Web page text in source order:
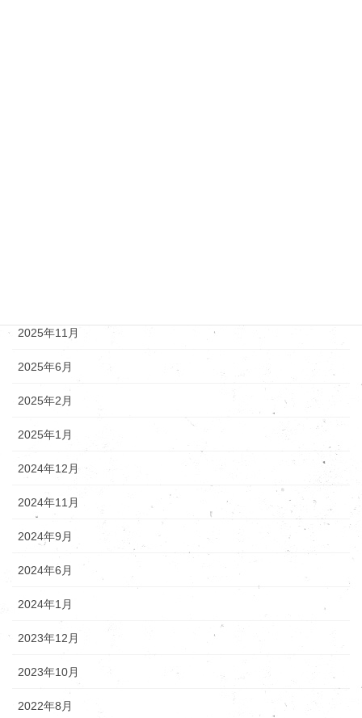
2025年11月
2025年6月
2025年2月
2025年1月
2024年12月
2024年11月
2024年9月
2024年6月
2024年1月
2023年12月
2023年10月
2022年8月